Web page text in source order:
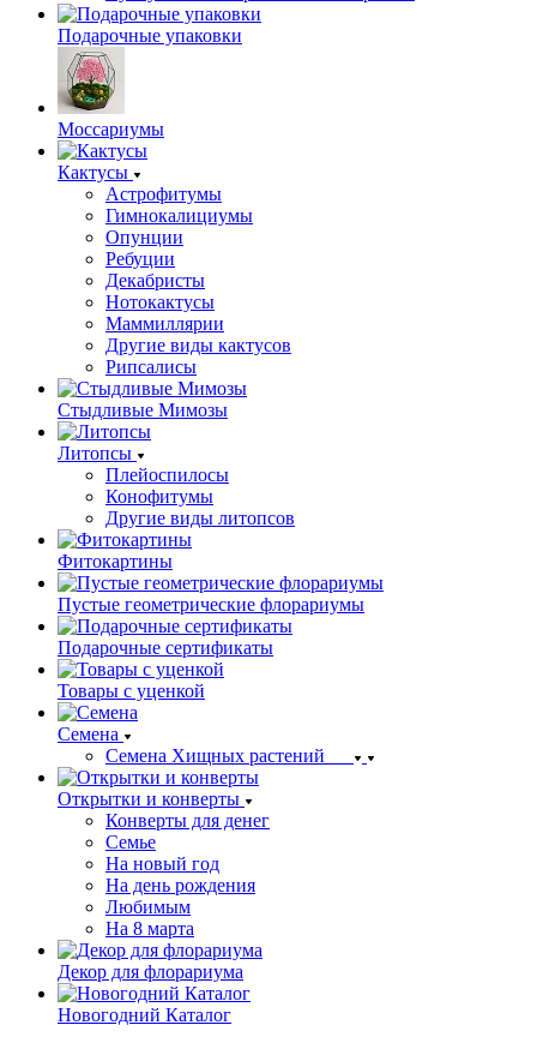
Подарочные упаковки
Моссариумы
Кактусы
Астрофитумы
Гимнокалициумы
Опунции
Ребуции
Декабристы
Нотокактусы
Маммиллярии
Другие виды кактусов
Рипсалисы
Стыдливые Мимозы
Литопсы
Плейоспилосы
Конофитумы
Другие виды литопсов
Фитокартины
Пустые геометрические флорариумы
Подарочные сертификаты
Товары с уценкой
Семена
Семена Хищных растений
Открытки и конверты
Конверты для денег
Семье
На новый год
На день рождения
Любимым
На 8 марта
Декор для флорариума
Новогодний Каталог